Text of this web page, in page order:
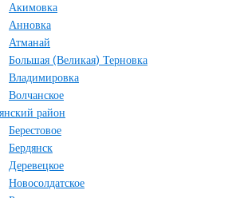
Акимовка
Анновка
Атманай
Большая (Великая) Терновка
Владимировка
Волчанское
район
Берестовое
Бердянск
Деревецкое
Новосолдатское